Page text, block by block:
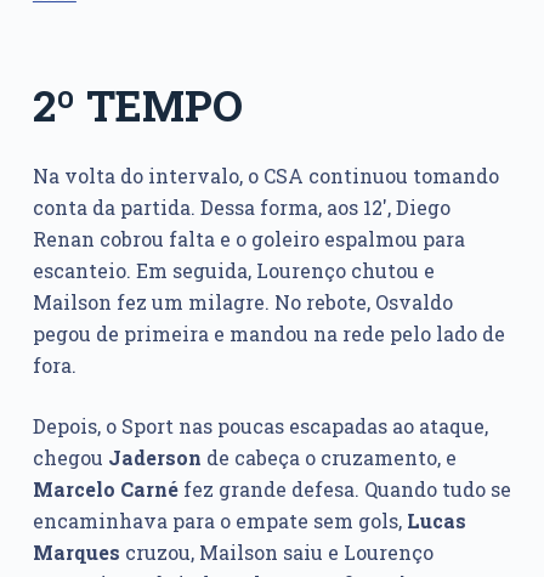
2º TEMPO
Na volta do intervalo, o CSA continuou tomando
conta da partida. Dessa forma, aos 12′, Diego
Renan cobrou falta e o goleiro espalmou para
escanteio. Em seguida, Lourenço chutou e
Mailson fez um milagre. No rebote, Osvaldo
pegou de primeira e mandou na rede pelo lado de
fora.
Depois, o Sport nas poucas escapadas ao ataque,
chegou Jaderson de cabeça o cruzamento, e
Marcelo Carnéfez grande defesa. Quando tudo se
encaminhava para o empate sem gols, Lucas
Marques cruzou, Mailson saiu e Lourenço